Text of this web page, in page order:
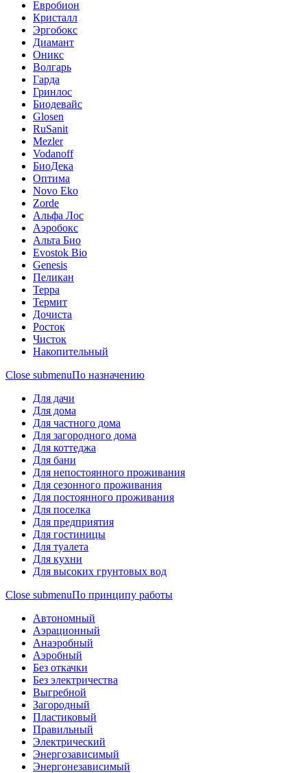
Евробион
Кристалл
Эргобокс
Диамант
Оникс
Волгарь
Гарда
Гринлос
Биодевайс
Glosen
RuSanit
Mezler
Vodanoff
БиоДека
Оптима
Novo Eko
Zorde
Альфа Лос
Аэробокс
Альта Био
Evostok Bio
Genesis
Пеликан
Терра
Термит
Дочиста
Росток
Чисток
Накопительный
Close submenuПо назначению
Для дачи
Для дома
Для частного дома
Для загородного дома
Для коттеджа
Для бани
Для непостоянного проживания
Для сезонного проживания
Для постоянного проживания
Для поселка
Для предприятия
Для гостиницы
Для туалета
Для кухни
Для высоких грунтовых вод
Close submenuПо принципу работы
Автономный
Аэрационный
Анаэробный
Аэробный
Без откачки
Без электричества
Выгребной
Загородный
Пластиковый
Правильный
Электрический
Энергозависимый
Энергонезависимый